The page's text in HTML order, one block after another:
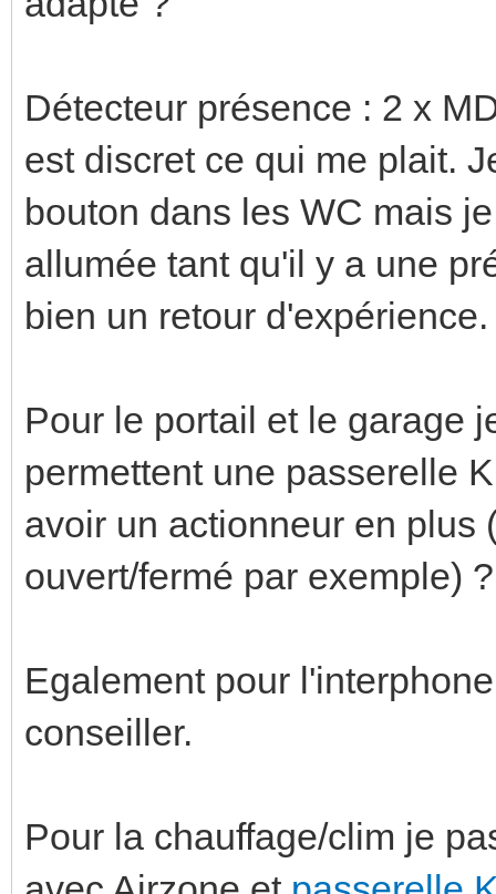
Détecteur présence : 2 x
est discret ce qui me plait.
bouton dans les WC mais
allumée tant qu'il y a une
bien un retour d'expérience.
Pour le portail et le garage
permettent une passerelle
avoir un actionneur en plus
ouvert/fermé par exemple) ?
Egalement pour
conseiller.
Pour la chauffage/clim je